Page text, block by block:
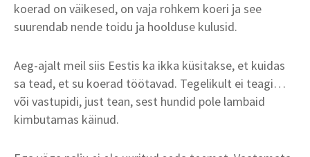
koerad on väikesed, on vaja rohkem koeri ja see
suurendab nende toidu ja hoolduse kulusid.
Aeg-ajalt meil siis Eestis ka ikka küsitakse, et kuidas
sa tead, et su koerad töötavad. Tegelikult ei teagi…
või vastupidi, just tean, sest hundid pole lambaid
kimbutamas käinud.